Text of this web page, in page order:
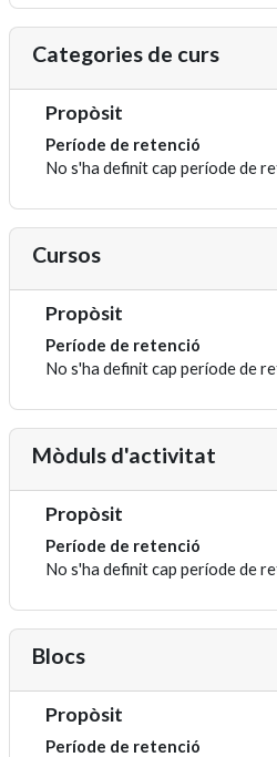
Categories de curs
Propòsit
Període de retenció
No s'ha definit cap període de
Cursos
Propòsit
Període de retenció
No s'ha definit cap període de
Mòduls d'activitat
Propòsit
Període de retenció
No s'ha definit cap període de
Blocs
Propòsit
Període de retenció